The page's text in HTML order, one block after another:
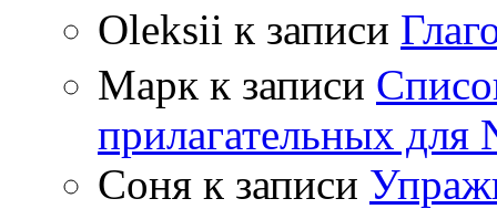
Oleksii к записи
Марк к записи
прилагательных для
Соня к записи